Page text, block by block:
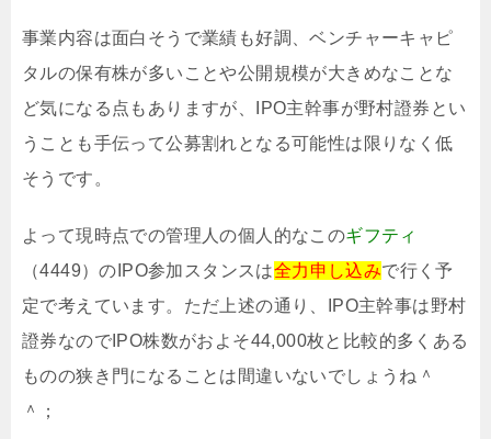
事業内容は面白そうで業績も好調、ベンチャーキャピ
タルの保有株が多いことや公開規模が大きめなことな
ど気になる点もありますが、IPO主幹事が野村證券とい
うことも手伝って公募割れとなる可能性は限りなく低
そうです。
よって現時点での管理人の個人的なこのギフティ
（4449）のIPO参加スタンスは全力申し込みで行く予
定で考えています。ただ上述の通り、IPO主幹事は野村
證券なのでIPO株数がおよそ44,000枚と比較的多くある
ものの狭き門になることは間違いないでしょうね＾
＾；